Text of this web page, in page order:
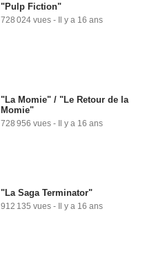
"Pulp Fiction"
728 024 vues - Il y a 16 ans
"La Momie" / "Le Retour de la
Momie"
728 956 vues - Il y a 16 ans
"La Saga Terminator"
912 135 vues - Il y a 16 ans